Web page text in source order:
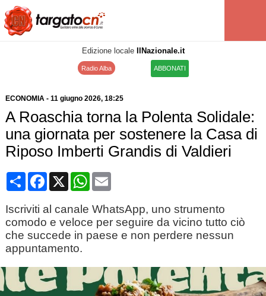
Edizione locale IlNazionale.it
Radio Alba ABBONATI
ECONOMIA- 11 giugno 2026, 18:25
A Roaschia torna la Polenta Solidale:
una giornata per sostenere la Casa di
Riposo Imberti Grandis di Valdieri
CondividiFacebook
X WhatsApp
Email
Iscriviti al canale WhatsApp, uno strumento
comodo e veloce per seguire da vicino tutto ciò
che succede in paese e non perdere nessun
appuntamento.